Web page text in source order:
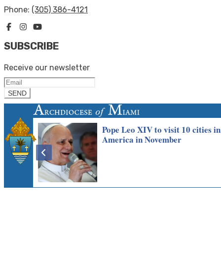
Phone: (305) 386-4121
SUBSCRIBE
Receive our newsletter